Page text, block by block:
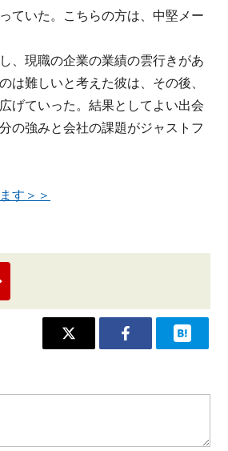
ていた。こちらの方は、中堅メー
、現職の企業の業績の雲行きがあ
は難しいと考えた彼は、その後、
げていった。結果としてよい出会
の強みと会社の課題がジャストフ
す＞＞